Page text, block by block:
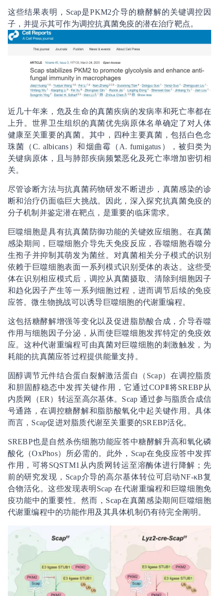
这些结果表明，Scap是PKM2介导的糖酵解的关键调控因
子，并提示其可作为调控抗真菌免疫的潜在治疗靶点。
近几十年来，危及生命的真菌疾病的发病率和死亡率都在
上升。世界卫生组织的真菌优先病原体名单确定了对人体
健康至关重要的真菌。其中，四种主要真菌，包括白色念
珠菌（C. albicans）和烟曲霉（A. fumigatus），被归类为
关键病原体，且与肺部疾病频繁恶化及死亡率增加密切相
关。
尽管诊断方法与抗真菌药物研发不断进步，真菌感染的诊
断和治疗仍面临巨大挑战。因此，深入探究抗真菌免疫的
分子机制并鉴定潜在靶点，是重要的临床需求。
巨噬细胞是具有抗真菌防御功能的关键效应细胞。在真菌
感染期间，巨噬细胞介导先天免疫反应，吞噬细胞吞噬分
生孢子并抑制其萌发为菌丝。对真菌相关分子模式的识别
依赖于巨噬细胞表面一系列模式识别受体的表达。这些受
体在识别相应模式后，调控从真菌摄取、清除到细胞因子
和趋化因子产生等一系列细胞过程，进而调节后续的免疫
应答。微生物挑战可以诱导巨噬细胞的代谢重编程。
这包括糖酵解增强等变化以及促进脂肪酸合成，介导吞噬
作用与细胞因子分泌，从而使巨噬细胞发挥特定的免疫效
应。这种代谢重编程可由真菌对巨噬细胞的刺激触发，为
耗能的抗真菌应答过程提供能量支持。
固醇调节元件结合蛋白裂解激活蛋白（Scap）在调控脂质
和胆固醇稳态中发挥关键作用，它通过COPⅡ将SREBP从
内质网（ER）转运至高尔基体。Scap 通过参与脂质合成信
号通路，在调控糖酵解和脂肪酸氧化中起关键作用。具体
而言，Scap促进对脂质代谢至关重要的SREBP活化。
SREBP也是自然杀伤细胞功能应答中糖酵解升高和氧化磷
酸化（OxPhos）所必需的。此外，Scap在免疫应答中发挥
作用，可将SQSTM1从内质网转运至溶酶体进行降解；先
前的研究发现，Scap介导的高尔基体转位可启动NF-κB复
合物活化。这些发现表明Scap 在代谢重编程和巨噬细胞免
疫功能中的重要性。然而，Scap在真菌感染期间巨噬细胞
代谢重编程中的功能作用及其具体机制仍有待完全阐明。